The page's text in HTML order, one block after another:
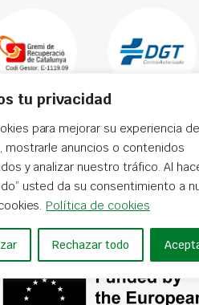
tu privacidad
para mejorar su experiencia de
mostrarle anuncios o contenidos
y analizar nuestro tráfico. Al
usted da su consentimiento a
Política de cookies
Rechazar todo